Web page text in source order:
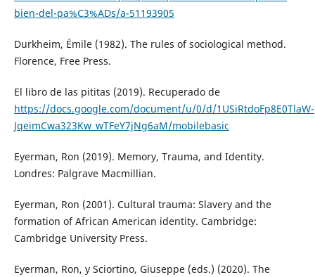
bien-del-pa%C3%ADs/a-51193905
Durkheim, Émile (1982). The rules of sociological method.
Florence, Free Press.
El libro de las pititas (2019). Recuperado de
https://docs.google.com/document/u/0/d/1USiRtdoFp8E0TlaW-
JqeimCwa323Kw_wTFeY7jNg6aM/mobilebasic
Eyerman, Ron (2019). Memory, Trauma, and Identity.
Londres: Palgrave Macmillian.
Eyerman, Ron (2001). Cultural trauma: Slavery and the
formation of African American identity. Cambridge:
Cambridge University Press.
Eyerman, Ron, y Sciortino, Giuseppe (eds.) (2020). The